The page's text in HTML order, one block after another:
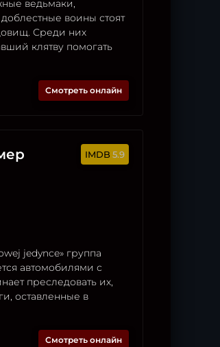
ведьмаки,
воины стоят
Среди них
клятву помогать
Смотреть онлайн
5.9
jedynce» группа
автомобилями с
преследовать их,
оставленные в
Смотреть онлайн